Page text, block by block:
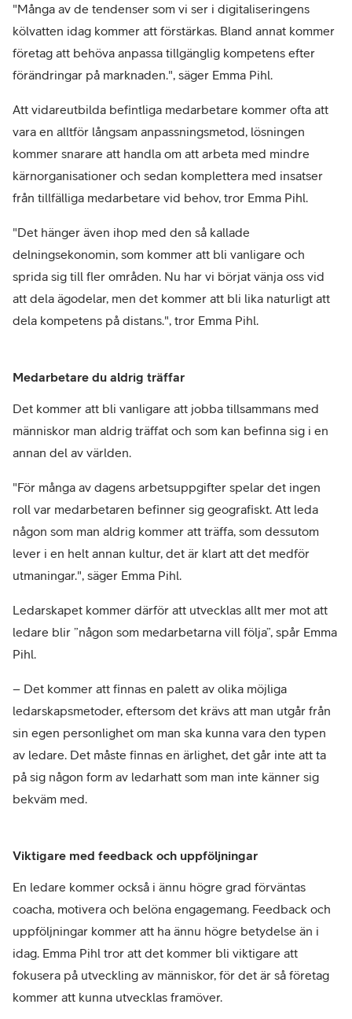
"Många av de tendenser som vi ser i digitaliseringens
kölvatten idag kommer att förstärkas. Bland annat kommer
företag att behöva anpassa tillgänglig kompetens efter
förändringar på marknaden.", säger Emma Pihl.
Att vidareutbilda befintliga medarbetare kommer ofta att
vara en alltför långsam anpassningsmetod, lösningen
kommer snarare att handla om att arbeta med mindre
kärnorganisationer och sedan komplettera med insatser
från tillfälliga medarbetare vid behov, tror Emma Pihl.
"Det hänger även ihop med den så kallade
delningsekonomin, som kommer att bli vanligare och
sprida sig till fler områden. Nu har vi börjat vänja oss vid
att dela ägodelar, men det kommer att bli lika naturligt att
dela kompetens på distans.", tror Emma Pihl.
Medarbetare du aldrig träffar
Det kommer att bli vanligare att jobba tillsammans med
människor man aldrig träffat och som kan befinna sig i en
annan del av världen.
"För många av dagens arbetsuppgifter spelar det ingen
roll var medarbetaren befinner sig geografiskt. Att leda
någon som man aldrig kommer att träffa, som dessutom
lever i en helt annan kultur, det är klart att det medför
utmaningar.", säger Emma Pihl.
Ledarskapet kommer därför att utvecklas allt mer mot att
ledare blir ”någon som medarbetarna vill följa”, spår Emma
Pihl.
– Det kommer att finnas en palett av olika möjliga
ledarskapsmetoder, eftersom det krävs att man utgår från
sin egen personlighet om man ska kunna vara den typen
av ledare. Det måste finnas en ärlighet, det går inte att ta
på sig någon form av ledarhatt som man inte känner sig
bekväm med.
Viktigare med feedback och uppföljningar
En ledare kommer också i ännu högre grad förväntas
coacha, motivera och belöna engagemang. Feedback och
uppföljningar kommer att ha ännu högre betydelse än i
idag. Emma Pihl tror att det kommer bli viktigare att
fokusera på utveckling av människor, för det är så företag
kommer att kunna utvecklas framöver.